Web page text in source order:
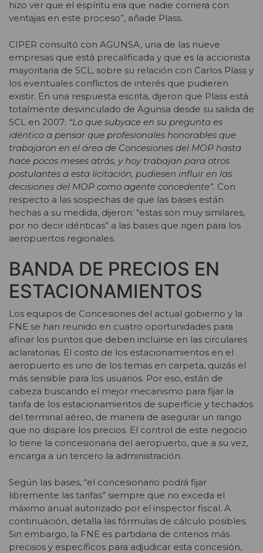
hizo ver que el espíritu era que nadie corriera con
ventajas en este proceso”, añade Plass.
CIPER consultó con AGUNSA, una de las nueve
empresas que está precalificada y que es la accionista
mayoritaria de SCL, sobre su relación con Carlos Plass y
los eventuales conflictos de interés que pudieren
existir. En una respuesta escrita, dijeron que Plass está
totalmente desvinculado de Agunsa desde su salida de
SCL en 2007: “Lo que subyace en su pregunta es
idéntico a pensar que profesionales honorables que
trabajaron en el área de Concesiones del MOP hasta
hace pocos meses atrás, y hoy trabajan para otros
postulantes a esta licitación, pudiesen influir en las
decisiones del MOP como agente concedente”. Con
respecto a las sospechas de que las bases están
hechas a su medida, dijeron: “estas son muy similares,
por no decir idénticas” a las bases que rigen para los
aeropuertos regionales.
BANDA DE PRECIOS EN
ESTACIONAMIENTOS
Los equipos de Concesiones del actual gobierno y la
FNE se han reunido en cuatro oportunidades para
afinar los puntos que deben incluirse en las circulares
aclaratorias. El costo de los estacionamientos en el
aeropuerto es uno de los temas en carpeta, quizás el
más sensible para los usuarios. Por eso, están de
cabeza buscando el mejor mecanismo para fijar la
tarifa de los estacionamientos de superficie y techados
del terminal aéreo, de manera de asegurar un rango
que no dispare los precios. El control de este negocio
lo tiene la concesionaria del aeropuerto, que a su vez,
encarga a un tercero la administración.
Según las bases, “el concesionario podrá fijar
libremente las tarifas” siempre que no exceda el
máximo anual autorizado por el inspector fiscal. A
continuación, detalla las fórmulas de cálculo posibles.
Sin embargo, la FNE es partidaria de criterios más
precisos y específicos para adjudicar esta concesión,